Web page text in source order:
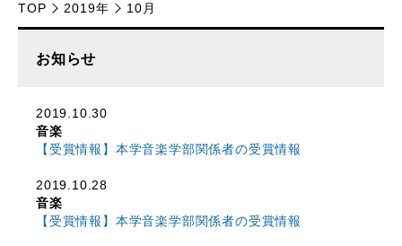
TOP 2019年 10月
お知らせ
2019.10.30
音楽
【受賞情報】本学音楽学部関係者の受賞情報
2019.10.28
音楽
【受賞情報】本学音楽学部関係者の受賞情報